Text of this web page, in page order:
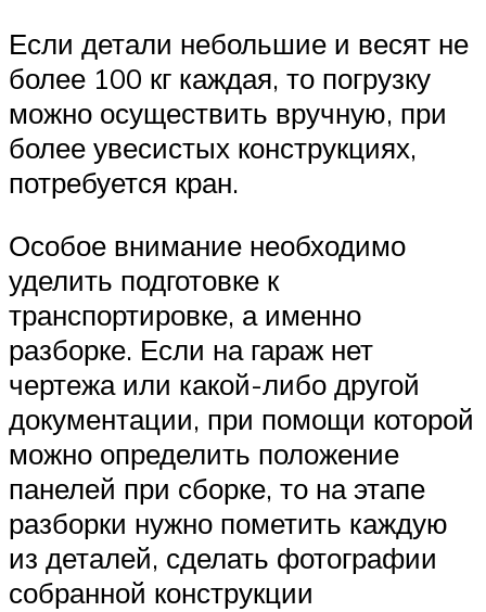
Если детали небольшие и весят не
более 100 кг каждая, то погрузку
можно осуществить вручную, при
более увесистых конструкциях,
потребуется кран.
Особое внимание необходимо
уделить подготовке к
транспортировке, а именно
разборке. Если на гараж нет
чертежа или какой-либо другой
документации, при помощи которой
можно определить положение
панелей при сборке, то на этапе
разборки нужно пометить каждую
из деталей, сделать фотографии
собранной конструкции